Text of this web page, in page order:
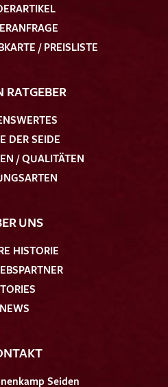
/ PREISLISTE
RATGEBER
DER SEIDE
/ QUALITÄTEN
UNS
HISTORIE
NEWS
Seiden